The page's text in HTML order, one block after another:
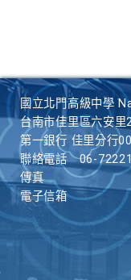
國立北門高級中學
台南市佳里區六安
第一銀行 佳里分行
聯絡電話
06-
傳真
電子信箱